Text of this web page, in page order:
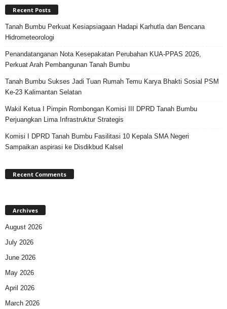
Recent Posts
Tanah Bumbu Perkuat Kesiapsiagaan Hadapi Karhutla dan Bencana
Hidrometeorologi
Penandatanganan Nota Kesepakatan Perubahan KUA-PPAS 2026,
Perkuat Arah Pembangunan Tanah Bumbu
Tanah Bumbu Sukses Jadi Tuan Rumah Temu Karya Bhakti Sosial PSM
Ke-23 Kalimantan Selatan
Wakil Ketua I Pimpin Rombongan Komisi III DPRD Tanah Bumbu
Perjuangkan Lima Infrastruktur Strategis
Komisi I DPRD Tanah Bumbu Fasilitasi 10 Kepala SMA Negeri
Sampaikan aspirasi ke Disdikbud Kalsel
Recent Comments
Archives
August 2026
July 2026
June 2026
May 2026
April 2026
March 2026